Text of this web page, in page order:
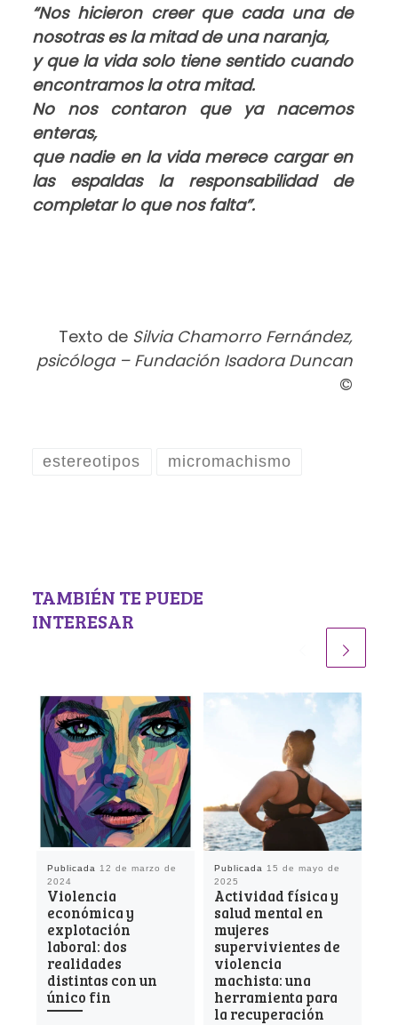
“Nos hicieron creer que cada una de
nosotras es la mitad de una naranja,
y que la vida solo tiene sentido cuando
encontramos la otra mitad.
No nos contaron que ya nacemos
enteras,
que nadie en la vida merece cargar en
las espaldas la responsabilidad de
completar lo que nos falta”.
Texto de Silvia Chamorro Fernández,
psicóloga – Fundación Isadora Duncan
©
estereotipos micromachismo
TAMBIÉN TE PUEDE
INTERESAR
Publicada 12 de marzo de
2024
Violencia
económica y
explotación
laboral: dos
realidades
distintas con un
único fin
Publicada
15 de mayo de
2025
Actividad física y
salud mental en
mujeres
supervivientes de
violencia
machista: una
herramienta para
la recuperación